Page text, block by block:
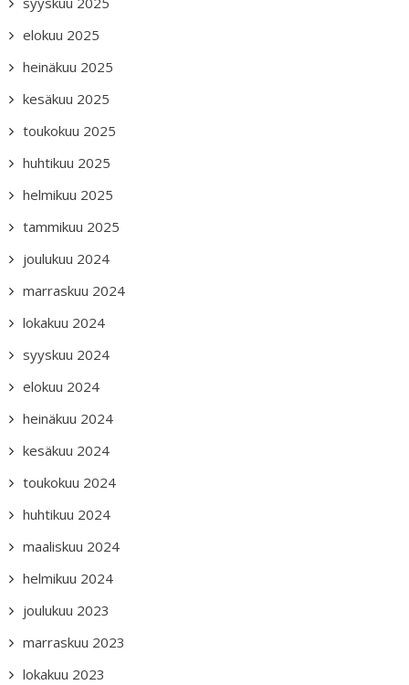
elokuu 2025
heinäkuu 2025
kesäkuu 2025
toukokuu 2025
huhtikuu 2025
helmikuu 2025
tammikuu 2025
joulukuu 2024
marraskuu 2024
lokakuu 2024
syyskuu 2024
elokuu 2024
heinäkuu 2024
kesäkuu 2024
toukokuu 2024
huhtikuu 2024
maaliskuu 2024
helmikuu 2024
joulukuu 2023
marraskuu 2023
lokakuu 2023